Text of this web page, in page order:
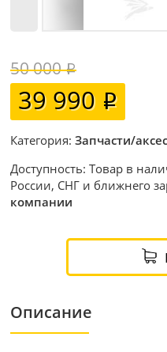
50 000
39 990
Категория:Запчасти/
Доступность: Товар в
России, СНГ и ближнего
компании
Описание